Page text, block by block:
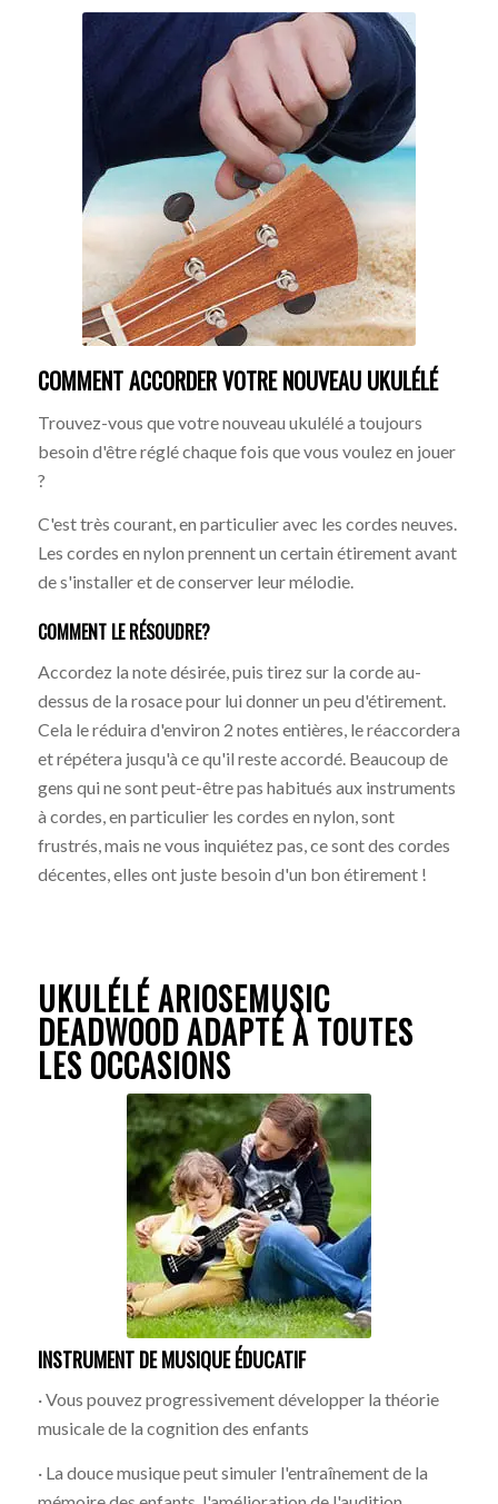
COMMENT ACCORDER VOTRE NOUVEAU UKULÉLÉ
Trouvez-vous que votre nouveau ukulélé a toujours
besoin d'être réglé chaque fois que vous voulez en jouer
?
C'est très courant, en particulier avec les cordes neuves.
Les cordes en nylon prennent un certain étirement avant
de s'installer et de conserver leur mélodie.
COMMENT LE RÉSOUDRE?
Accordez la note désirée, puis tirez sur la corde au-
dessus de la rosace pour lui donner un peu d'étirement.
Cela le réduira d'environ 2 notes entières, le réaccordera
et répétera jusqu'à ce qu'il reste accordé. Beaucoup de
gens qui ne sont peut-être pas habitués aux instruments
à cordes, en particulier les cordes en nylon, sont
frustrés, mais ne vous inquiétez pas, ce sont des cordes
décentes, elles ont juste besoin d'un bon étirement !
UKULÉLÉ ARIOSEMUSIC
DEADWOOD ADAPTÉ À TOUTES
LES OCCASIONS
INSTRUMENT DE MUSIQUE ÉDUCATIF
· Vous pouvez progressivement développer la théorie
musicale de la cognition des enfants
· La douce musique peut simuler l'entraînement de la